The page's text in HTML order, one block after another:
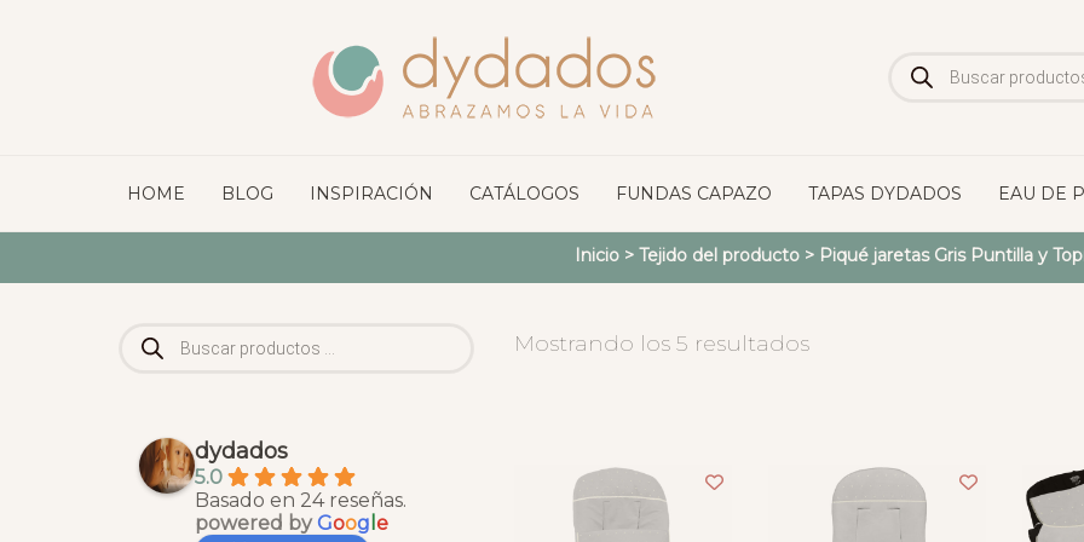
de
productos
HOME BLOG INSPIRACIÓN CATÁLOGOS FUNDAS CAPAZO TAPAS DYDADOS EAU DE
Inicio> Tejido del producto > Piqué jaretas Gris Puntilla y
Mostrando los 5 resultados
productos
dydados
5.0
Basado en 24 reseñas.
powered byGoog e